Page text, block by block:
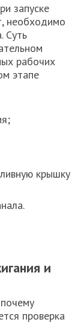
запуске
необходимо
Суть
рабочих
этапе
крышку
и
проверка